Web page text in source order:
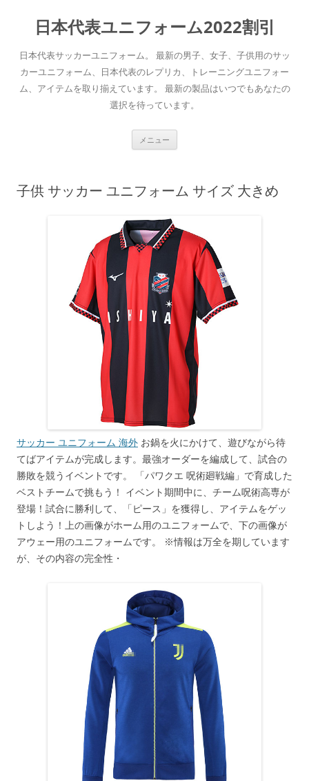
日本代表ユニフォーム2022割引
日本代表サッカーユニフォーム。 最新の男子、女子、子供用のサッ
カーユニフォーム、日本代表のレプリカ、トレーニングユニフォー
ム、アイテムを取り揃えています。 最新の製品はいつでもあなたの
選択を待っています。
メニュー
ス
子供 サッカー ユニフォーム サイズ 大きめ
サッカー ユニフォーム 海外 お鍋を火にかけて、遊びながら待
てばアイテムが完成します。最強オーダーを編成して、試合の
勝敗を競うイベントです。 「パワクエ 呪術廻戦編」で育成した
ベストチームで挑もう！ イベント期間中に、チーム呪術高専が
登場！試合に勝利して、「ピース」を獲得し、アイテムをゲッ
トしよう！上の画像がホーム用のユニフォームで、下の画像が
アウェー用のユニフォームです。 ※情報は万全を期しています
が、その内容の完全性・